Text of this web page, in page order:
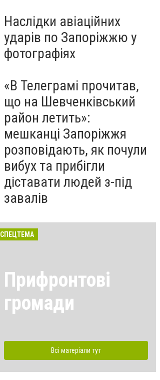
Наслідки авіаційних
ударів по Запоріжжю у
фотографіях
«В Телеграмі прочитав,
що на Шевченківський
район летить»:
мешканці Запоріжжя
розповідають, як почули
вибух та прибігли
діставати людей з-під
завалів
СПЕЦТЕМА
Прифронтові
громади
Всі матеріали тут